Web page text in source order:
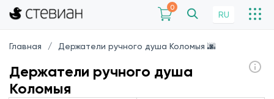
0
RU
Главная Держатели ручного душа Коломыя 🌆
Держатели ручного душа
Коломыя